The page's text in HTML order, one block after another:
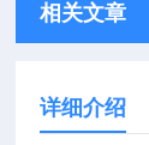
相关文章
详细介绍